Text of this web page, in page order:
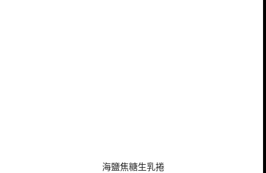
海鹽焦糖生乳捲